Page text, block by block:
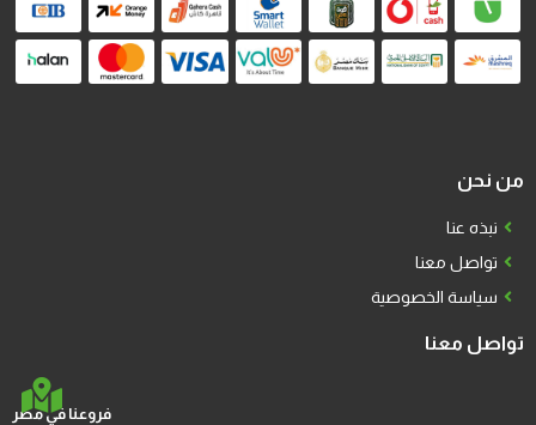
من نحن
نبذه عنا
تواصل معنا
سياسة الخصوصية
تواصل معنا
فروعنا في مصر